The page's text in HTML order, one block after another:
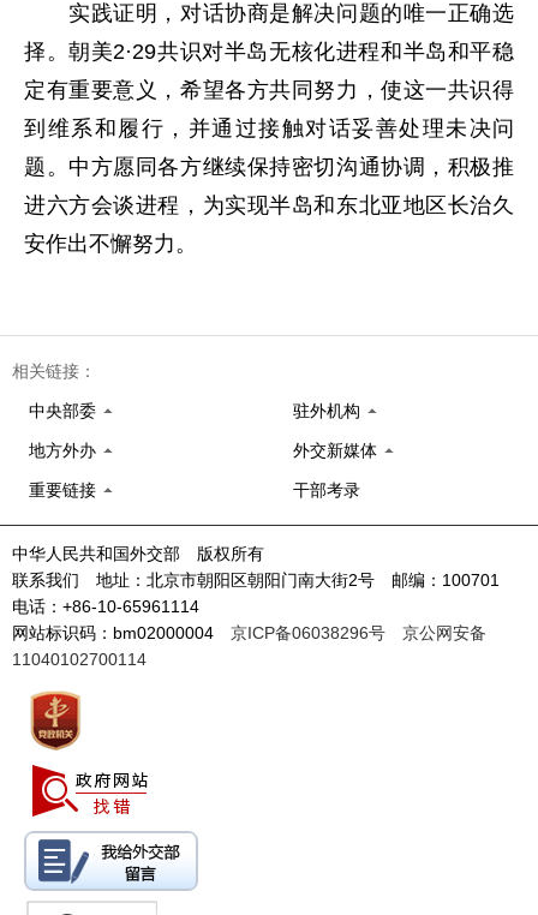
实践证明，对话协商是解决问题的唯一正确选
择。朝美2·29共识对半岛无核化进程和半岛和平稳
定有重要意义，希望各方共同努力，使这一共识得
到维系和履行，并通过接触对话妥善处理未决问
题。中方愿同各方继续保持密切沟通协调，积极推
进六方会谈进程，为实现半岛和东北亚地区长治久
安作出不懈努力。
相关链接：
中央部委 驻外机构
地方外办 外交新媒体
重要链接 干部考录
中华人民共和国外交部 版权所有
联系我们 地址：北京市朝阳区朝阳门南大街2号 邮编：100701
电话：+86-10-65961114
网站标识码：bm02000004 京ICP备06038296号
京公网安备
11040102700114